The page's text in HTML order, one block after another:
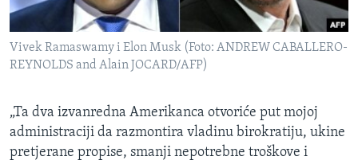
Vivek Ramaswamy i Elon Musk (Foto: ANDREW CABALLERO-
REYNOLDS and Alain JOCARD/AFP)
„Ta dva izvanredna Amerikanca otvoriće put mojoj
administraciji da razmontira vladinu birokratiju, ukine
pretjerane propise, smanji nepotrebne troškove i